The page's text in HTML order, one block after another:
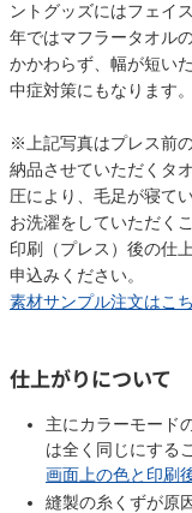
ントグッズにはフェイ
年ではマフラータオル
かかわらず、幅が短い
中症対策にもなります。
※上記写真はプレス前
納品させていただくタ
圧により、毛足が寝て
お洗濯をしていただく
印刷（プレス）後の仕
申込みください。
素材サンプル注文はこ
仕上がりについて
主にカラーモード
は全く同じにする
画面上の色と印刷
縫製の糸くずが原